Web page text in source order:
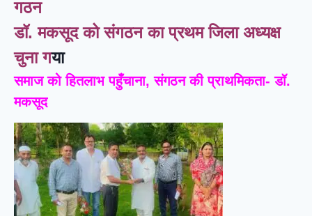
गठन
डॉ. मकसूद को संगठन का प्रथम जिला अध्यक्ष
चुना गया
समाज को हितलाभ पहुँचाना, संगठन की प्राथमिकता- डॉ.
मकसूद